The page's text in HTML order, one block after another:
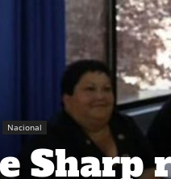
Nacional
Sharp